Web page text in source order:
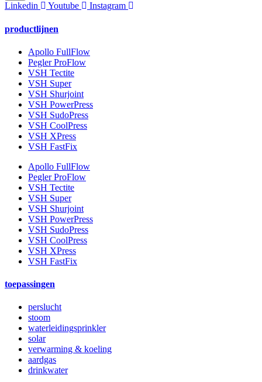
Linkedin Youtube Instagram
productlijnen
Apollo FullFlow
Pegler ProFlow
VSH Tectite
VSH Super
VSH Shurjoint
VSH PowerPress
VSH SudoPress
VSH CoolPress
VSH XPress
VSH FastFix
Apollo FullFlow
Pegler ProFlow
VSH Tectite
VSH Super
VSH Shurjoint
VSH PowerPress
VSH SudoPress
VSH CoolPress
VSH XPress
VSH FastFix
toepassingen
perslucht
stoom
waterleidingsprinkler
solar
verwarming & koeling
aardgas
drinkwater